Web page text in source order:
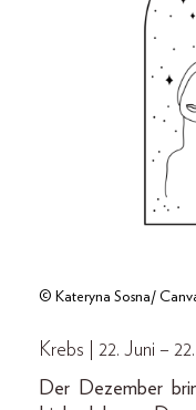
© Kateryna Sosna/
Krebs | 22. Juni –
Der Dezember